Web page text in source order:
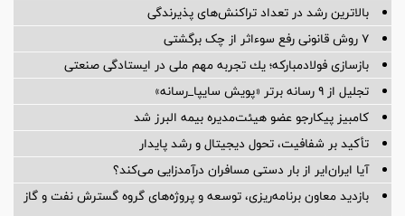
بالاترین رشد در تعداد تراکنش‌های پذیرندگی
۷ روش قانونی رفع سوء‌اثر از چک برگشتی
بازسازی فولادمباركه؛ یك تجربه مهم ملی در ایستادگی صنعتی
تجلیل از ۹ رسانه برتر «پویش سایپا_رسانه»
کامبیز پیکارجو عضو هیئت‌مدیره بيمه البرز شد
تأکید بر شفافیت، تحول دیجیتال و رشد پایدار
آیا ایران‌ایر از بار دستی مسافران درآمدزایی می‌کند؟
بازدید معاون برنامه‌ریزی، توسعه و پروژه‌های گروه گسترش نفت و گاز